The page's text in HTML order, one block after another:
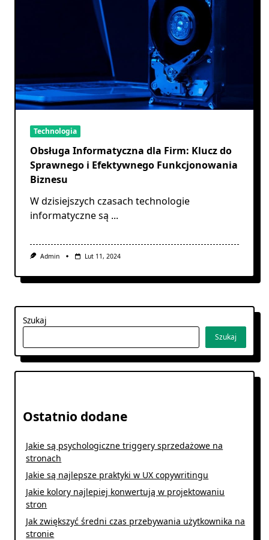
Technologia
Obsługa Informatyczna dla Firm: Klucz do
Sprawnego i Efektywnego Funkcjonowania
Biznesu
W dzisiejszych czasach technologie
informatyczne są ...
Admin Lut 11, 2024
Szukaj
Szukaj
Ostatnio dodane
Jakie są psychologiczne triggery sprzedażowe na
stronach
Jakie są najlepsze praktyki w UX copywritingu
Jakie kolory najlepiej konwertują w projektowaniu
stron
Jak zwiększyć średni czas przebywania użytkownika na
stronie